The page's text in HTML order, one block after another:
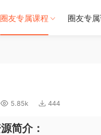
圈友专属课程 圈友专
5.85k 444
简介：